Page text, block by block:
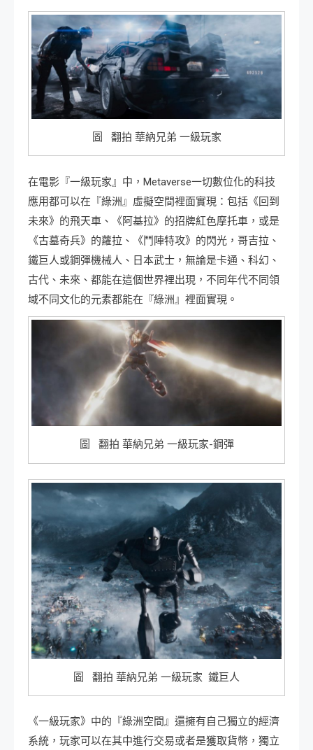
圖 翻拍 華納兄弟 一級玩家
在電影『一級玩家』中，Metaverse一切數位化的科技
應用都可以在『綠洲』虛擬空間裡面實現：包括《回到
未來》的飛天車、《阿基拉》的招牌紅色摩托車，或是
《古墓奇兵》的蘿拉、《鬥陣特攻》的閃光，哥吉拉、
鐵巨人或鋼彈機械人、日本武士，無論是卡通、科幻、
古代、未來、都能在這個世界裡出現，不同年代不同領
域不同文化的元素都能在『綠洲』裡面實現。
圖 翻拍 華納兄弟 一級玩家-鋼彈
圖 翻拍 華納兄弟 一級玩家 鐵巨人
《一級玩家》中的『綠洲空間』還擁有自己獨立的經濟
系統，玩家可以在其中進行交易或者是獲取貨幣，獨立